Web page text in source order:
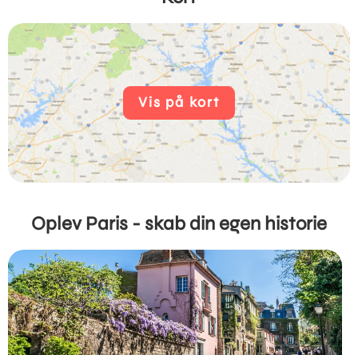
Vis på kort
Oplev Paris - skab din egen historie